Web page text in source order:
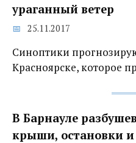
ураганный ветер
25.11.2017
Синоптики
Красноярске, которое
В Барнауле
крыши, остановки